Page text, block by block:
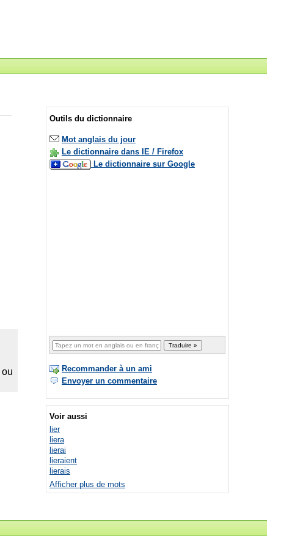
Outils du dictionnaire
Mot anglais du jour
Le dictionnaire dans IE / Firefox
Le dictionnaire sur Google
Recommander à un ami
Envoyer un commentaire
Voir aussi
lier
liera
lierai
lieraient
lierais
Afficher plus de mots